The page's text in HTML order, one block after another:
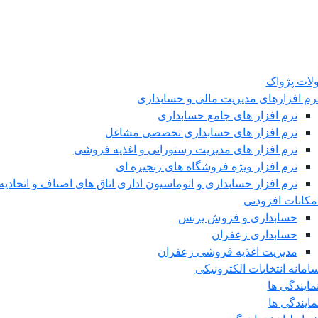
پژواک
افزارهای مدیریت مالی و حسابداری
نرم افزار های جامع حسابداری
نرم افزار های حسابداری تخصصی مشاغل
نرم افزار های مدیریت رستورانی و اغذیه فروشی
نرم افزار ویژه فروشگاه های زنجیره ای
نرم افزار حسابداری و اتوماسیون اداری اتاق های اصناف و
افزودنی
حسابداری و فروش پرنس
حسابداری زعفران
مدیریت اغذیه فروشی زعفران
انتخابات الکترونیکی
ها
ها